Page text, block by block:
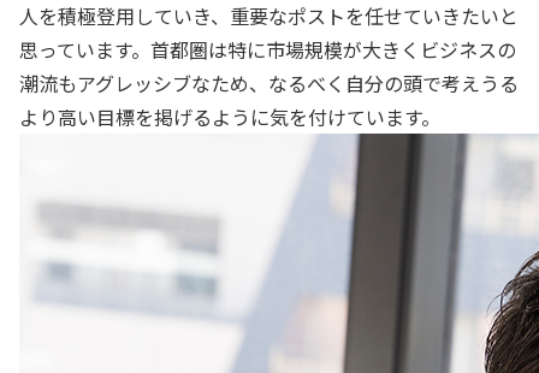
人を積極登用していき、重要なポストを任せていきたいと
思っています。首都圏は特に市場規模が大きくビジネスの
潮流もアグレッシブなため、なるべく自分の頭で考えうる
より高い目標を掲げるように気を付けています。